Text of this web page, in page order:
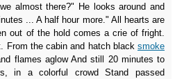
almost there?" He looks around and
... A half hour more." All hearts are
out of the hold comes a crie of fright.
From the cabin and hatch black smoke
flames aglow And still 20 minutes to
in a colorful crowd Stand passed